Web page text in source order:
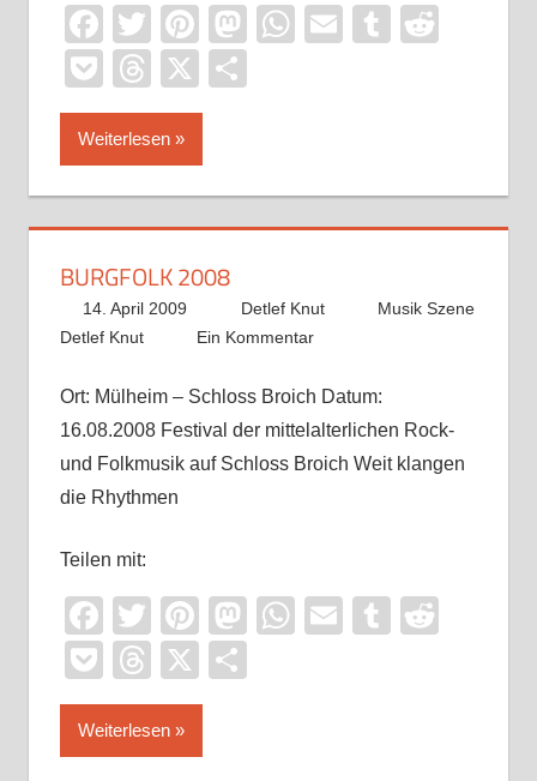
Facebook
TwitterPinterest
Mastodon
WhatsApp
EmailTumblr
PocketThreads
X
Weiterlesen
BURGFOLK 2008
14. April 2009 Detlef Knut
Musik Szene
Detlef Knut
Ein Kommentar
Ort: Mülheim – Schloss Broich Datum:
16.08.2008 Festival der mittelalterlichen Rock-
und Folkmusik auf Schloss Broich Weit klangen
die Rhythmen
Teilen mit:
Facebook
TwitterPinterest
Mastodon
WhatsApp
EmailTumblr
PocketThreads
X
Weiterlesen